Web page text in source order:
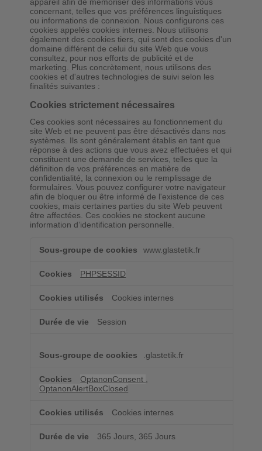
concernant, telles que vos préférences linguistiques
ou informations de connexion. Nous configurons ces
cookies appelés cookies internes. Nous utilisons
également des cookies tiers, qui sont des cookies d'un
domaine différent de celui du site Web que vous
consultez, pour nos efforts de publicité et de
marketing. Plus concrètement, nous utilisons des
cookies et d'autres technologies de suivi selon les
finalités suivantes :
Cookies strictement nécessaires
Ces cookies sont nécessaires au fonctionnement du
site Web et ne peuvent pas être désactivés dans nos
systèmes. Ils sont généralement établis en tant que
réponse à des actions que vous avez effectuées et qui
constituent une demande de services, telles que la
définition de vos préférences en matière de
confidentialité, la connexion ou le remplissage de
formulaires. Vous pouvez configurer votre navigateur
afin de bloquer ou être informé de l'existence de ces
cookies, mais certaines parties du site Web peuvent
être affectées. Ces cookies ne stockent aucune
information d’identification personnelle.
strictement
www.glastetik.fr
PHPSESSID
Cookies internes
Session
.glastetik.fr
OptanonConsent
OptanonAlertBoxClosed
Cookies internes
365 Jours, 365 Jours